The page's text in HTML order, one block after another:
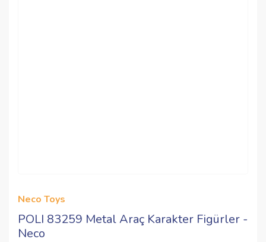
Neco Toys
POLI 83259 Metal Araç Karakter Figürler -
Neco